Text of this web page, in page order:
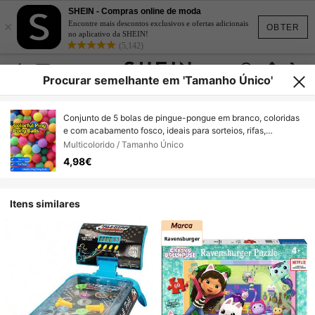
OBTER
×
SHEIN - Compras online de moda
Encontre mais descontos exclusivos e ofertas adicionais
no aplicativo da SHEIN!
(5,142)
Procurar semelhante em 'Tamanho Único'
Conjunto de 5 bolas de pingue-pongue em branco, coloridas
e com acabamento fosco, ideais para sorteios, rifas,
artesanato, alívio do estresse, jogos de festa em ambientes
fechados e brinquedos para animais de estimação.
Multicolorido / Tamanho Único
4,98€
Itens similares